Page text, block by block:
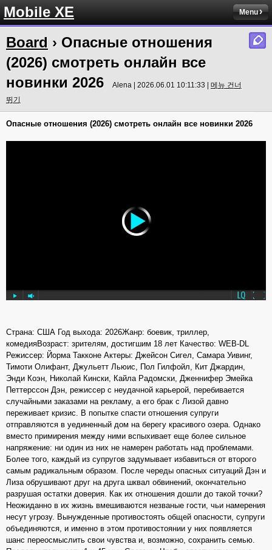
Mobile XE Menu
Board › Опасные отношения
(2026) смотреть онлайн все
новинки 2026
Alena | 2026.06.01 10:11:33 | 메뉴 건너
뛰기
Опасные отношения (2026) смотреть онлайн все новинки 2026
Страна: США Год выхода: 2026Жанр: боевик, триллер,
комедияВозраст: зрителям, достигшим 18 лет Качество: WEB-DL
Режиссер: Йорма Такконе Актеры: Джейсон Сигел, Самара Уивинг,
Тимоти Олифант, Джульетт Льюис, Пол Гилфойл, Кит Джардин,
Энди Коэн, Николай Кински, Кайла Радомски, Дженнифер Эмейка
Петтерссон Дэн, режиссер с неудачной карьерой, перебивается
случайными заказами на рекламу, а его брак с Лизой давно
переживает кризис. В попытке спасти отношения супруги
отправляются в уединенный дом на берегу красивого озера. Однако
вместо примирения между ними вспыхивает еще более сильное
напряжение: ни один из них не намерен работать над проблемами.
Более того, каждый из супругов задумывает избавиться от второго
самым радикальным образом. После череды опасных ситуаций Дэн и
Лиза обрушивают друг на друга шквал обвинений, окончательно
разрушая остатки доверия. Как их отношения дошли до такой точки?
Неожиданно в их жизнь вмешиваются незваные гости, чьи намерения
несут угрозу. Вынужденные противостоять общей опасности, супруги
объединяются, и именно в этом противостоянии у них появляется
шанс переосмыслить свои чувства и, возможно, сохранить семью.